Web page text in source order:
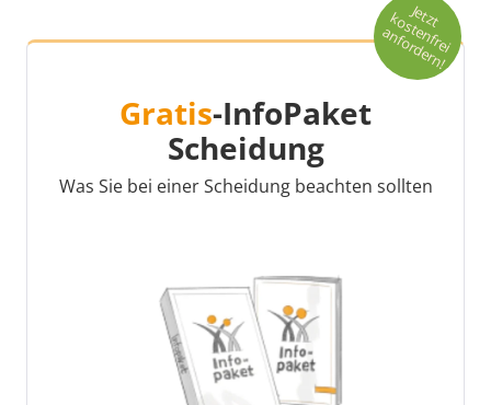
Gratis-InfoPaket
Scheidung
Was Sie bei einer Scheidung beachten sollten
Je
t
z
t
k
o
s
t
e
n
fr
e
i
a
n
fo
r
d
e
r
n
!